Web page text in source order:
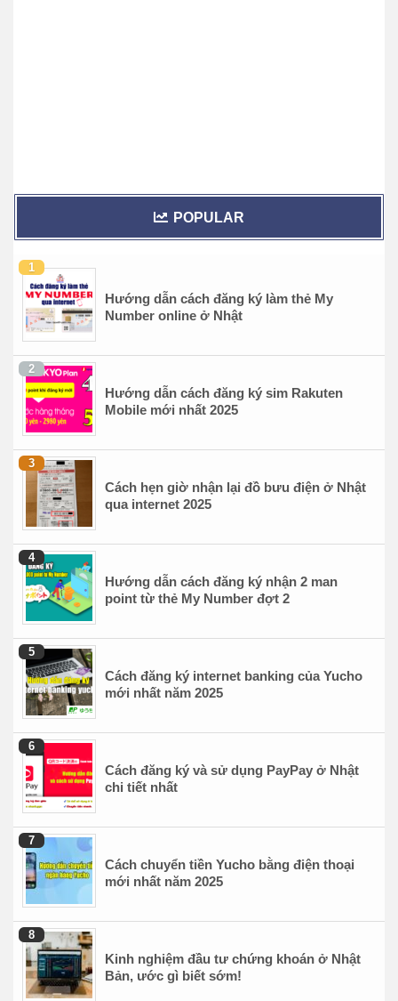
POPULAR
Hướng dẫn cách đăng ký làm thẻ My
Number online ở Nhật
Hướng dẫn cách đăng ký sim Rakuten
Mobile mới nhất 2025
Cách hẹn giờ nhận lại đồ bưu điện ở Nhật
qua internet 2025
Hướng dẫn cách đăng ký nhận 2 man
point từ thẻ My Number đợt 2
Cách đăng ký internet banking của Yucho
mới nhất năm 2025
Cách đăng ký và sử dụng PayPay ở Nhật
chi tiết nhất
Cách chuyển tiền Yucho bằng điện thoại
mới nhất năm 2025
Kinh nghiệm đầu tư chứng khoán ở Nhật
Bản, ước gì biết sớm!